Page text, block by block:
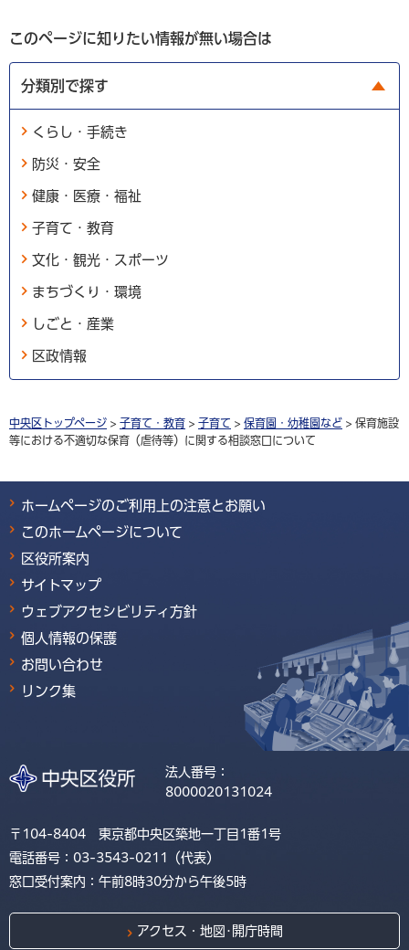
このページに知りたい情報が無い場合は
分類別で探す
くらし・手続き
防災・安全
健康・医療・福祉
子育て・教育
文化・観光・スポーツ
まちづくり・環境
しごと・産業
区政情報
中央区トップページ > 子育て・教育 > 子育て > 保育園・幼稚園など > 保育施設
等における不適切な保育（虐待等）に関する相談窓口について
ホームページのご利用上の注意とお願い
このホームページについて
区役所案内
サイトマップ
ウェブアクセシビリティ方針
個人情報の保護
お問い合わせ
リンク集
法人番号：
8000020131024
〒104-8404 東京都中央区築地一丁目1番1号
電話番号：03-3543-0211（代表）
窓口受付案内：午前8時30分から午後5時
アクセス・地図･開庁時間